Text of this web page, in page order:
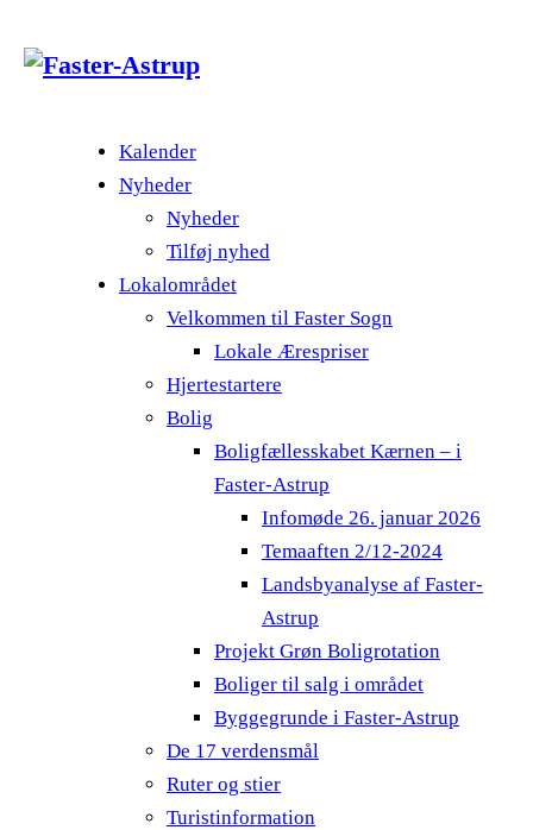
Kalender
Nyheder
Nyheder
Tilføj nyhed
Lokalområdet
Velkommen til Faster Sogn
Lokale Ærespriser
Hjertestartere
Bolig
Boligfællesskabet Kærnen – i
Faster-Astrup
Infomøde 26. januar 2026
Temaaften 2/12-2024
Landsbyanalyse af Faster-
Astrup
Projekt Grøn Boligrotation
Boliger til salg i området
Byggegrunde i Faster-Astrup
De 17 verdensmål
Ruter og stier
Turistinformation